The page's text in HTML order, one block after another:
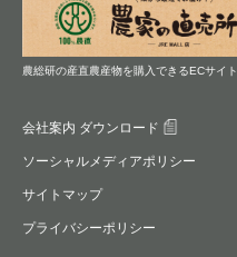
農総研の産直農産物を購入できるECサイト
会社案内 ダウンロード
ソーシャルメディアポリシー
サイトマップ
プライバシーポリシー